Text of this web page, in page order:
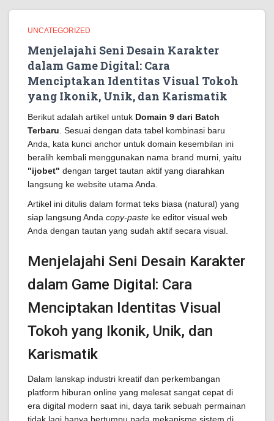
UNCATEGORIZED
Menjelajahi Seni Desain Karakter
dalam Game Digital: Cara
Menciptakan Identitas Visual Tokoh
yang Ikonik, Unik, dan Karismatik
Berikut adalah artikel untuk Domain 9 dari Batch
Terbaru . Sesuai dengan data tabel kombinasi baru
Anda, kata kunci anchor untuk domain kesembilan ini
beralih kembali menggunakan nama brand murni, yaitu
"ijobet" dengan target tautan aktif yang diarahkan
langsung ke website utama Anda.
Artikel ini ditulis dalam format teks biasa (natural) yang
siap langsung Anda copy-paste ke editor visual web
Anda dengan tautan yang sudah aktif secara visual.
Menjelajahi Seni Desain Karakter
dalam Game Digital: Cara
Menciptakan Identitas Visual
Tokoh yang Ikonik, Unik, dan
Karismatik
Dalam lanskap industri kreatif dan perkembangan
platform hiburan online yang melesat sangat cepat di
era digital modern saat ini, daya tarik sebuah permainan